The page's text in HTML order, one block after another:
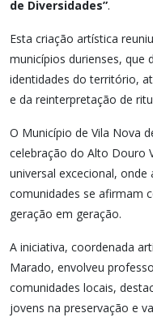
de Diversidades”.
Esta criação artística
municípios durienses, que
identidades do território,
e da reinterpretação de
O Município de Vila Nova
celebração do Alto Douro
universal excecional, onde
comunidades se afirmam
geração em geração.
A iniciativa, coordenada
Marado, envolveu
comunidades locais,
jovens na preservação e